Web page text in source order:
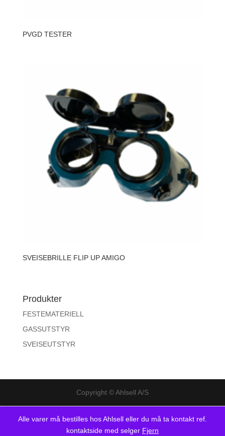
Alle varer må bestilles hos Ahlsell eller du må ta kontakt ref.
kontaktside med selger Fjern
PVGD TESTER
SVEISEBRILLE FLIP UP AMIGO
Produkter
FESTEMATERIELL
GASSUTSTYR
SVEISEUTSTYR
Copyright © Ahlsell A/S